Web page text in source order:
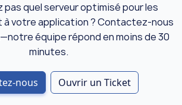
pas quel serveur optimisé pour les
à votre application ? Contactez-nous
équipe répond en moins de 30
minutes.
nous Ouvrir un Ticket